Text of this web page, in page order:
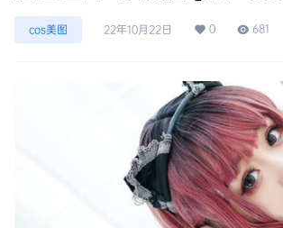
cos美图 22年10月22日 0 681